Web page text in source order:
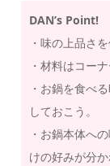
DAN’s Point!
・味の上品さ
・材料はコー
・お鍋を食べ
しておこう。
・お鍋本体へ
けの好みが分